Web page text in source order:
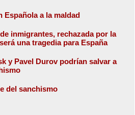
a la maldad
inmigrantes, rechazada por la
una tragedia para España
y Pavel Durov podrían salvar a
del sanchismo